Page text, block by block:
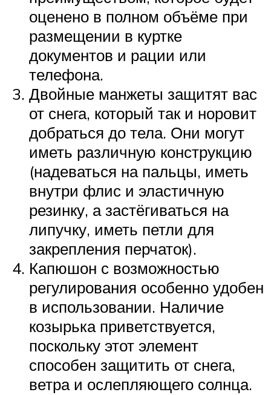
оценено в полном объёме при
размещении в куртке
документов и рации или
телефона.
Двойные манжеты защитят вас
от снега, который так и норовит
добраться до тела. Они могут
иметь различную конструкцию
(надеваться на пальцы, иметь
внутри флис и эластичную
резинку, а застёгиваться на
липучку, иметь петли для
закрепления перчаток).
Капюшон с возможностью
регулирования особенно удобен
в использовании. Наличие
козырька приветствуется,
поскольку этот элемент
способен защитить от снега,
ветра и ослепляющего солнца.